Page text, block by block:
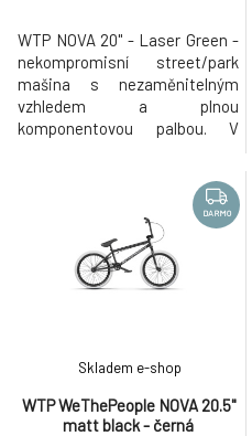
WTP NOVA 20" - Laser Green -
nekompromisní street/park
mašina s nezaměnitelným
vzhledem a plnou
komponentovou palbou. V
model pro začátečníky s
názvem We The People Nova.
WTP Nova 2021 nabízí lehký
rám s nově upravou geometrií
dle nejnovějších trendů, tedy s
DARMO
WTP WeThePeople NOVA 20.5"
matt black - černá
Skladem e-shop